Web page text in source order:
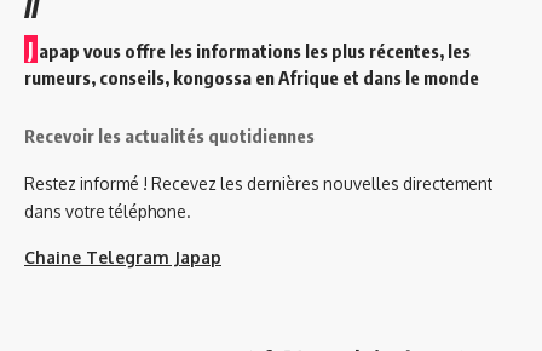
J apap vous offre les informations les plus récentes, les
rumeurs, conseils, kongossa en Afrique et dans le monde
Recevoir les actualités quotidiennes
Restez informé ! Recevez les dernières nouvelles directement
dans votre téléphone.
Chaine Telegram Japap